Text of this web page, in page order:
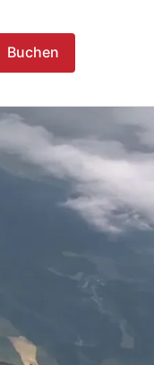
Buchen